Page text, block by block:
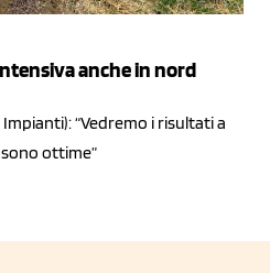
anche in nord
“Vedremo i risultati a
ottime”